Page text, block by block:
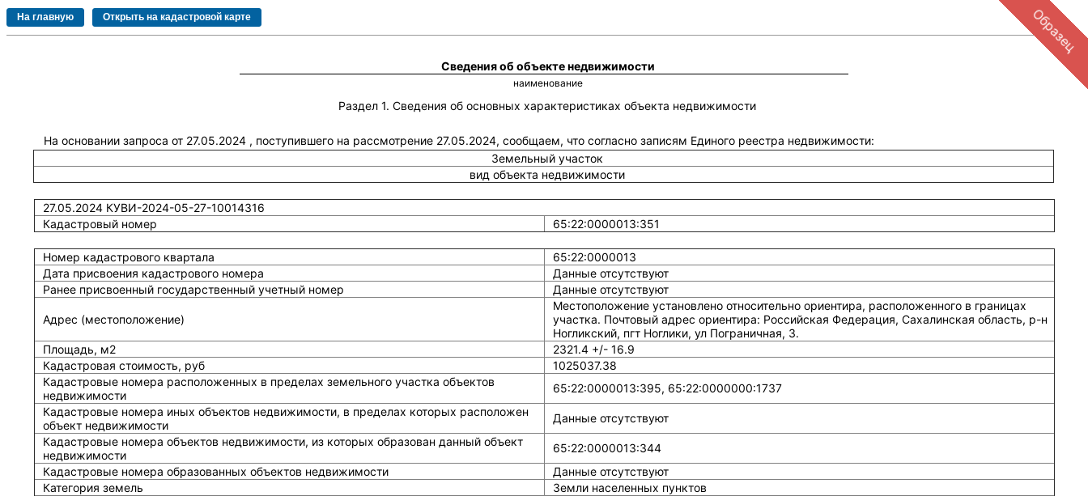
Сведения об объекте недвижимости
наименование
Раздел 1. Сведения об основных характеристиках объекта недвижимости
На основании запроса от 27.05.2024 , поступившего на рассмотрение 27.05.2024, сообщаем, что согласно записям Единого реестра недвижимости:
Земельный участок
вид объекта недвижимости
27.05.2024 КУВИ-2024-05-27-10014316
Кадастровый номер
65:22:0000013:351
Номер кадастрового квартала
65:22:0000013
Дата присвоения кадастрового номера
Данные отсутствуют
Ранее присвоенный государственный учетный номер
Данные отсутствуют
Адрес (местоположение)
Местоположение установлено относительно ориентира, расположенного в границах
участка. Почтовый адрес ориентира: Российская Федерация, Сахалинская область, р-н
Ногликский, пгт Ноглики, ул Пограничная, 3.
Площадь, м2
2321.4 +/- 16.9
Кадастровая стоимость, руб
1025037.38
Кадастровые номера расположенных в пределах земельного участка объектов
недвижимости
65:22:0000013:395, 65:22:0000000:1737
Кадастровые номера иных объектов недвижимости, в пределах которых расположен
объект недвижимости
Данные отсутствуют
Кадастровые номера объектов недвижимости, из которых образован данный объект
недвижимости
65:22:0000013:344
Кадастровые номера образованных объектов недвижимости
Данные отсутствуют
Категория земель
Земли населенных пунктов
Образец